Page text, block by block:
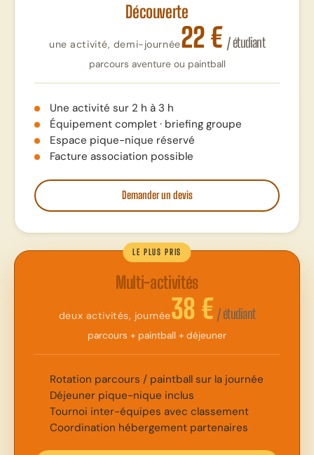
Découverte
une activité, demi-journée22 € / étudiant
parcours aventure ou paintball
Une activité sur 2 h à 3 h
Équipement complet · briefing groupe
Espace pique-nique réservé
Facture association possible
Demander un devis
LE PLUS PRIS
Multi-activités
deux activités, journée38 € / étudiant
parcours + paintball + déjeuner
Rotation parcours / paintball sur la journée
Déjeuner pique-nique inclus
Tournoi inter-équipes avec classement
Coordination hébergement partenaires